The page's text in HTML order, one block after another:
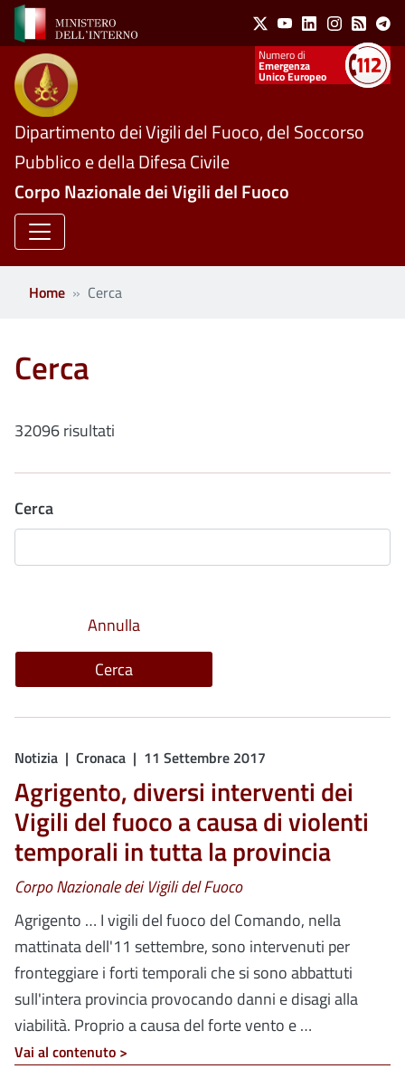
Salta al contenuto principale Social Menu
X YoutubeLinkedinInstagram
Feed
Numeri utili
Emergenza
Unico Europeo
Dipartimento dei Vigili del Fuoco, del Soccorso
Pubblico e della Difesa Civile
Corpo Nazionale dei Vigili del Fuoco
Home Cerca
Cerca
32096 risultati
Cerca
Notizia Cronaca 11 Settembre 2017
Agrigento, diversi interventi dei
Vigili del fuoco a causa di violenti
temporali in tutta la provincia
Corpo Nazionale dei Vigili del Fuoco
Agrigento … I vigili del fuoco del Comando, nella
mattinata dell'11 settembre, sono intervenuti per
fronteggiare i forti temporali che si sono abbattuti
sull'intera provincia provocando danni e disagi alla
viabilità. Proprio a causa del forte vento e …
Vai al contenuto >